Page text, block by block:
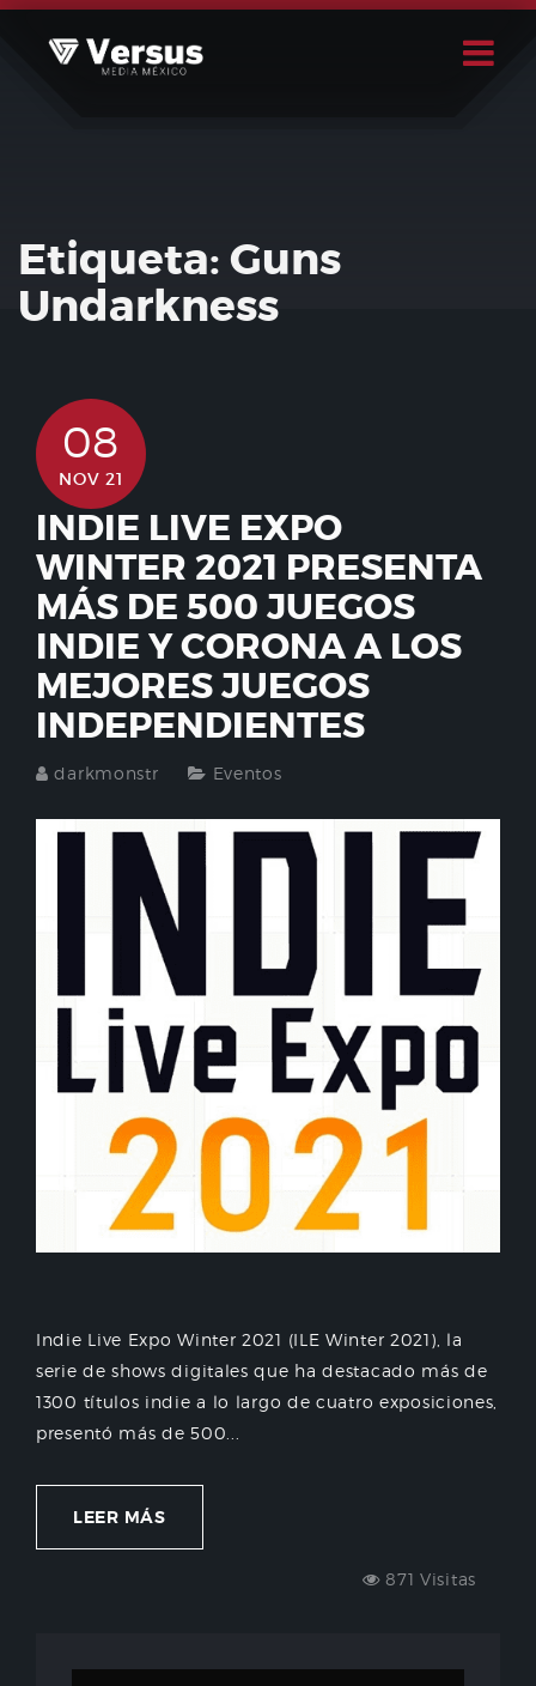
Skip
Etiqueta:Guns
Undarkness
08
NOV 21
INDIE LIVE EXPO
WINTER 2021 PRESENTA
MÁS DE 500 JUEGOS
INDIE Y CORONA A LOS
MEJORES JUEGOS
INDEPENDIENTES
darkmonstr Eventos
Indie Live Expo Winter 2021 (ILE Winter 2021), la
serie de shows digitales que ha destacado más de
1300 títulos indie a lo largo de cuatro exposiciones,
presentó más de 500...
LEER MÁS
871 Visitas